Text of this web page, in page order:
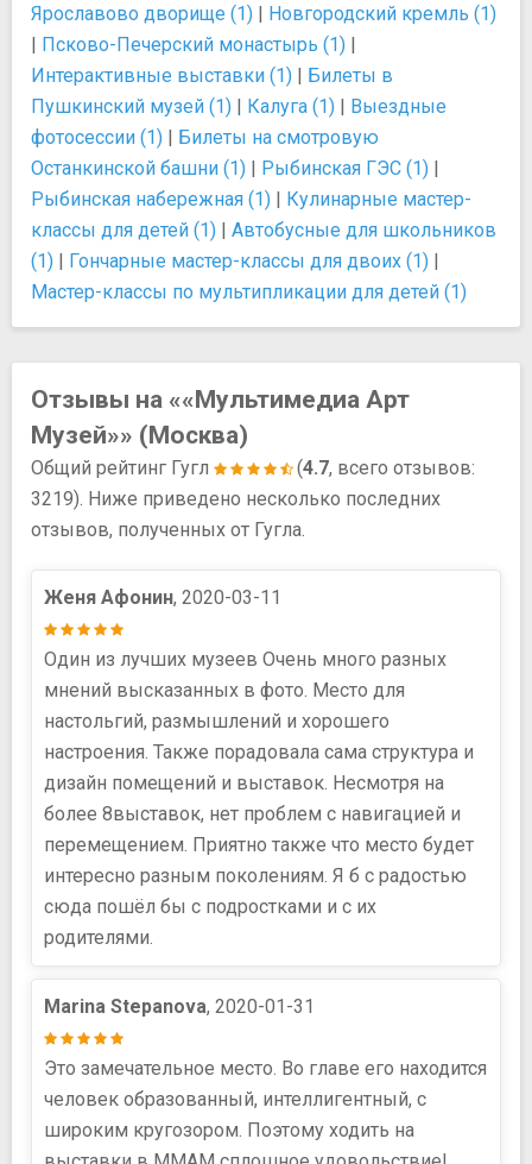
Ярославово дворище (1) | Новгородский кремль (1)
| Псково-Печерский монастырь (1) |
Интерактивные выставки (1) | Билеты в
Пушкинский музей (1) | Калуга (1) | Выездные
фотосессии (1) | Билеты на смотровую
Останкинской башни (1) | Рыбинская ГЭС (1) |
Рыбинская набережная (1) | Кулинарные мастер-
классы для детей (1) | Автобусные для школьников
(1) | Гончарные мастер-классы для двоих (1) |
Мастер-классы по мультипликации для детей (1)
Отзывы на ««Мультимедиа Арт
Музей»» (Москва)
Общий рейтинг Гугл (4.7, всего отзывов:
3219). Ниже приведено несколько последних
отзывов, полученных от Гугла.
Женя Афонин, 2020-03-11
Один из лучших музеев Очень много разных
мнений высказанных в фото. Место для
настольгий, размышлений и хорошего
настроения. Также порадовала сама структура и
дизайн помещений и выставок. Несмотря на
более 8выставок, нет проблем с навигацией и
перемещением. Приятно также что место будет
интересно разным поколениям. Я б с радостью
сюда пошёл бы с подростками и с их
родителями.
Marina Stepanova, 2020-01-31
Это замечательное место. Во главе его находится
человек образованный, интеллигентный, с
широким кругозором. Поэтому ходить на